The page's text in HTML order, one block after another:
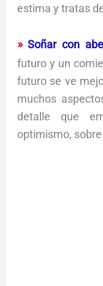
estima y tratas
Soñar con
futuro y un
futuro se ve
muchos
detalle que
optimismo,